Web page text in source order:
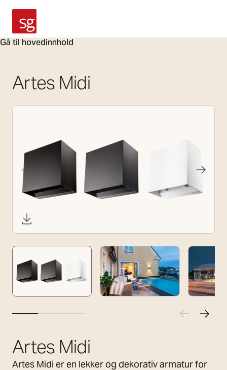
Gå til hovedinnhold
SG Armaturen
Artes Midi
Artes Midi
Artes Midi er en lekker og dekorativ armatur for